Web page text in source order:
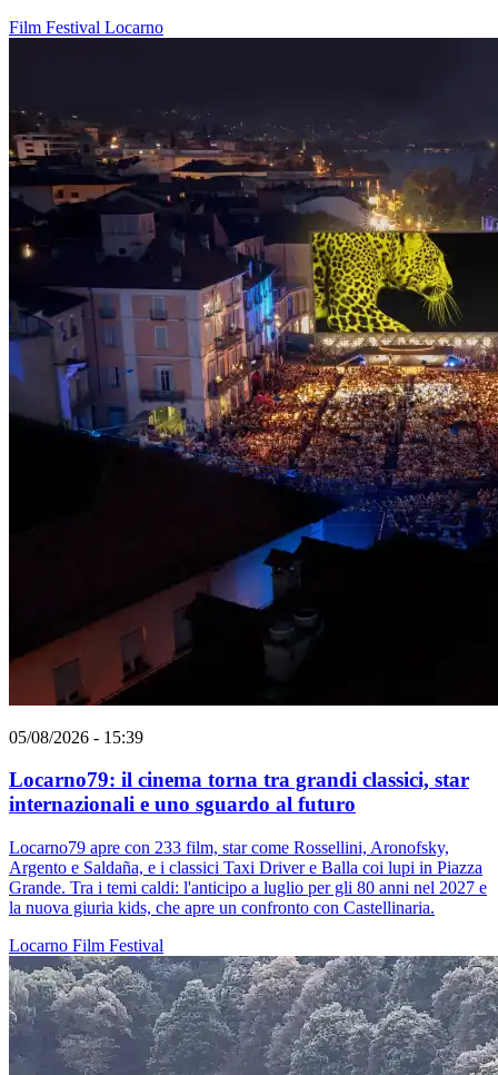
Film Festival Locarno
05/08/2026 - 15:39
Locarno79: il cinema torna tra grandi classici, star
internazionali e uno sguardo al futuro
Locarno79 apre con 233 film, star come Rossellini, Aronofsky,
Argento e Saldaña, e i classici Taxi Driver e Balla coi lupi in Piazza
Grande. Tra i temi caldi: l'anticipo a luglio per gli 80 anni nel 2027 e
la nuova giuria kids, che apre un confronto con Castellinaria.
Locarno Film Festival